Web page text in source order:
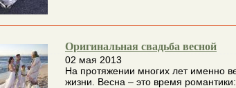
Оригинальная свадьба весной
02 мая 2013
На протяжении многих лет именно
жизни. Весна – это время